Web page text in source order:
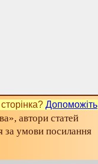
Допоможіть
автори статей
за умови посилання